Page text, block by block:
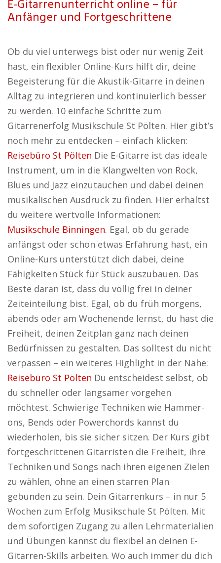
E-Gitarrenunterricht online – für
Anfänger und Fortgeschrittene
Ob du viel unterwegs bist oder nur wenig Zeit
hast, ein flexibler Online-Kurs hilft dir, deine
Begeisterung für die Akustik-Gitarre in deinen
Alltag zu integrieren und kontinuierlich besser
zu werden. 10 einfache Schritte zum
Gitarrenerfolg Musikschule St Pölten. Hier gibt’s
noch mehr zu entdecken – einfach klicken:
Reisebüro St Pölten Die E-Gitarre ist das ideale
Instrument, um in die Klangwelten von Rock,
Blues und Jazz einzutauchen und dabei deinen
musikalischen Ausdruck zu finden. Hier erhältst
du weitere wertvolle Informationen:
Musikschule Binningen. Egal, ob du gerade
anfängst oder schon etwas Erfahrung hast, ein
Online-Kurs unterstützt dich dabei, deine
Fähigkeiten Stück für Stück auszubauen. Das
Beste daran ist, dass du völlig frei in deiner
Zeiteinteilung bist. Egal, ob du früh morgens,
abends oder am Wochenende lernst, du hast die
Freiheit, deinen Zeitplan ganz nach deinen
Bedürfnissen zu gestalten. Das solltest du nicht
verpassen – ein weiteres Highlight in der Nähe:
Reisebüro St Pölten Du entscheidest selbst, ob
du schneller oder langsamer vorgehen
möchtest. Schwierige Techniken wie Hammer-
ons, Bends oder Powerchords kannst du
wiederholen, bis sie sicher sitzen. Der Kurs gibt
fortgeschrittenen Gitarristen die Freiheit, ihre
Techniken und Songs nach ihren eigenen Zielen
zu wählen, ohne an einen starren Plan
gebunden zu sein. Dein Gitarrenkurs – in nur 5
Wochen zum Erfolg Musikschule St Pölten. Mit
dem sofortigen Zugang zu allen Lehrmaterialien
und Übungen kannst du flexibel an deinen E-
Gitarren-Skills arbeiten. Wo auch immer du dich